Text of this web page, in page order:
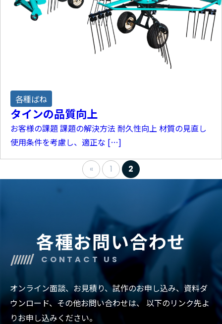
各種ばね
タインの品質向上
お客様の課題 課題の解決方法 耐久性向上 材質の見直し
使用条件を考慮し、適正な […]
« 1 2
各種お問い合わせ
CONTACT US
オンライン面談、お見積り、試作のお申し込み、資料ダ
ウンロード、その他お問い合わせは、 以下のリンク先よ
りお申し込みください。